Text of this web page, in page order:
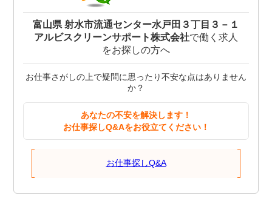
富山県 射水市流通センター水戸田３丁目３－１
アルビスクリーンサポート株式会社で働く求人
をお探しの方へ
お仕事さがしの上で疑問に思ったり不安な点はありません
か？
あなたの不安を解決します！
お仕事探しQ&Aをお役立てください！
お仕事探しQ&A